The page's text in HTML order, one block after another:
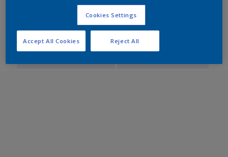
Timeless Neutrals
Contemporary Pop
Cookies Settings
Reject All
Accept All Cookies